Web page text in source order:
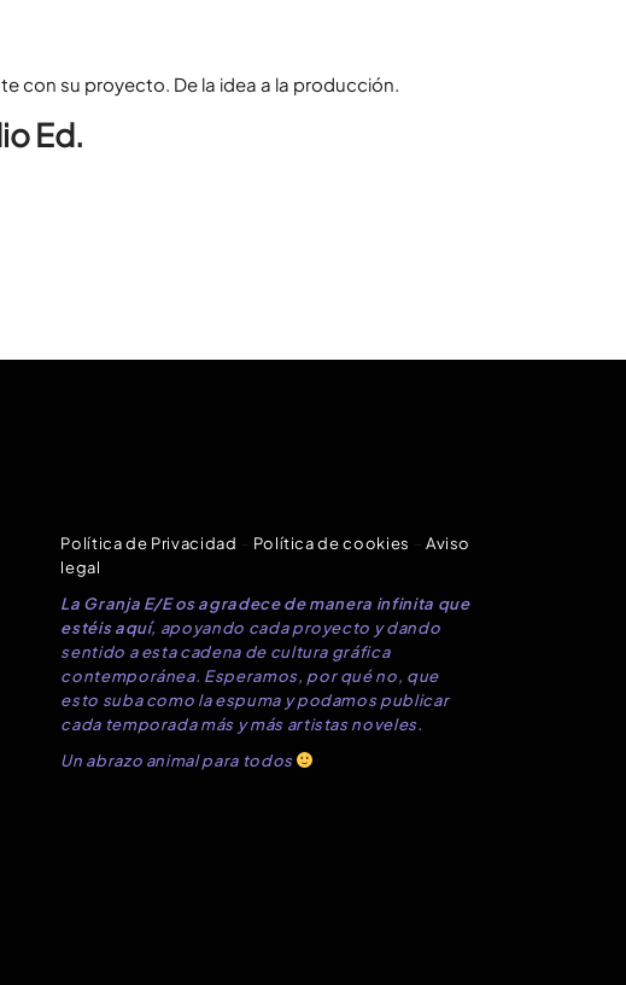
con su proyecto. De la idea a la producción.
Ed.
Política de Privacidad Política de cookies
Aviso
legal
La Granja E/E os agradece de manera infinita que
estéis aquí, apoyando cada proyecto y dando
sentido a esta cadena de cultura gráfica
contemporánea. Esperamos, por qué no, que
esto suba como la espuma y podamos publicar
cada temporada más y más artistas noveles.
Un abrazo animal para todos